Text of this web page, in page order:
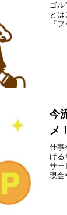
ゴル
と
『
今
メ
仕事
げる
サー
現金